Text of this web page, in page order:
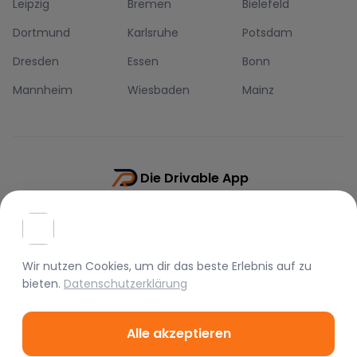
Leipzig Bremen
Bielefeld
Dortmund
Karlsruhe
Potsdam
Dresden
Essen
Bonn
Mannheim
Wiesbaden Mainz
Die Drivable App
Wir nutzen Cookies, um dir das beste Erlebnis auf zu
bieten. Datenschutzerklärung
Alle akzeptieren